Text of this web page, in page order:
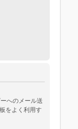
へのメール送
をよく利用す